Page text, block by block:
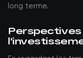
long terme.